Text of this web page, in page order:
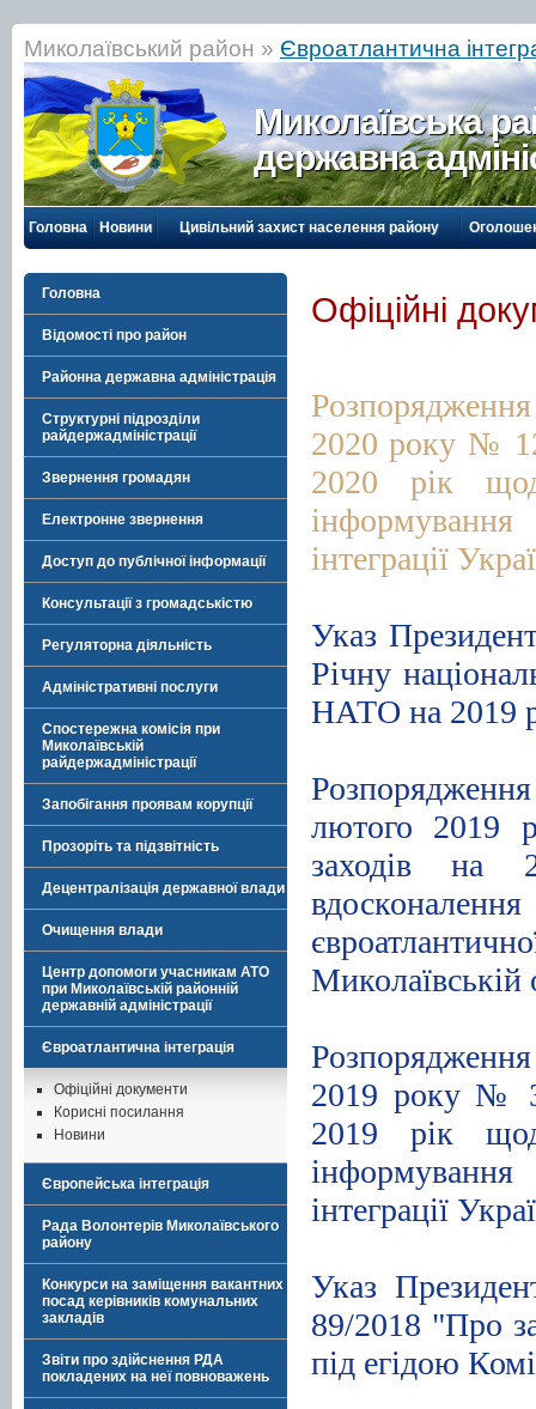
Миколаївський район » Євроатлантична
Миколаївська
державна
Головна Новини Цивільний захист населення району
Головна
Відомості про район
Районна державна адміністрація
Структурні підрозділи
райдержадміністрації
Звернення громадян
Електронне звернення
Доступ до публічної інформації
Консультації з громадськістю
Регуляторна діяльність
Адміністративні послуги
Спостережна комісія при
Миколаївській
райдержадміністрації
Запобігання проявам корупції
Прозоріть та підзвітність
Децентралізація державної влади
Очищення влади
Центр допомоги учасникам АТО
при Миколаївській районній
державній адміністрації
Євроатлантична інтеграція
Офіційні документи
Корисні посилання
Новини
Європейська інтеграція
Рада Волонтерів Миколаївського
району
Конкурси на заміщення вакантних
посад керівників комунальних
закладів
Звіти про здійснення РДА
покладених на неї повноважень
Офіційні
Розпорядження
2020 року №
2020 рік
інформування
інтеграції
Указ
Річну
НАТО на 2019
лютого 2019
заходів на
Миколаївській
2019 року №
2019 рік
інформування
інтеграції
Указ
89/2018 "Про
під егідою